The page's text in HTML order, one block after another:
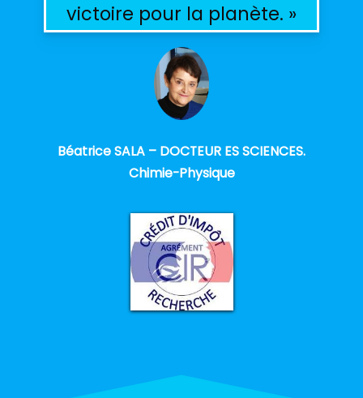
victoire pour la planète. »
Béatrice SALA – DOCTEUR ES SCIENCES.
Chimie-Physique